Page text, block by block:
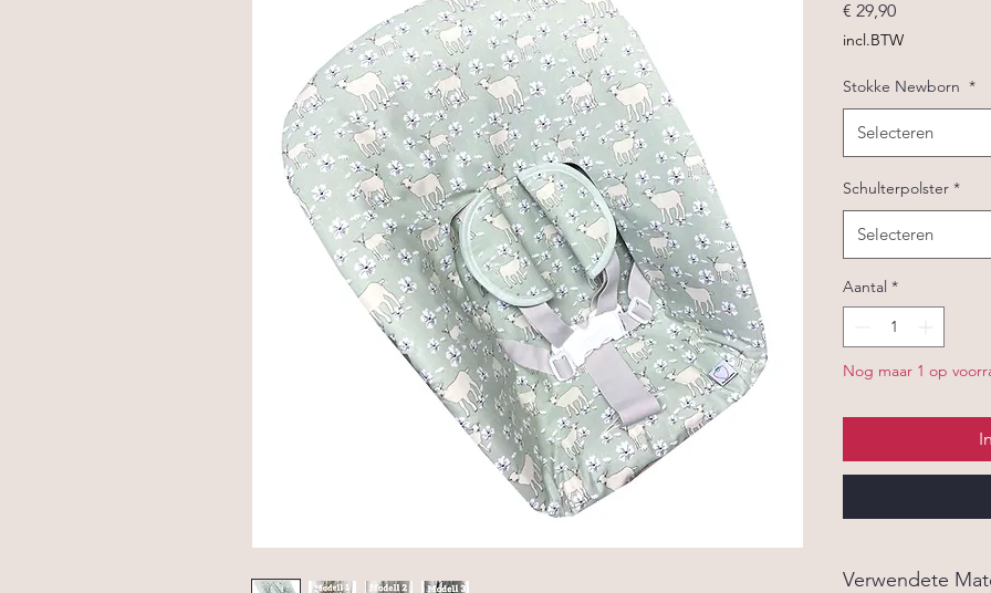
€ 29,90Prijs
incl.BTW
Stokke Newborn *
Selecteren
Schulterpolster *
Selecteren
Aantal *
Nog maar 1 op
Verwendete